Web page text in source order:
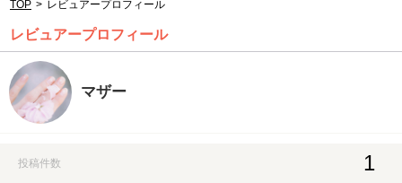
TOP > レビュアープロフィール
レビュアープロフィール
マザー
投稿件数 1